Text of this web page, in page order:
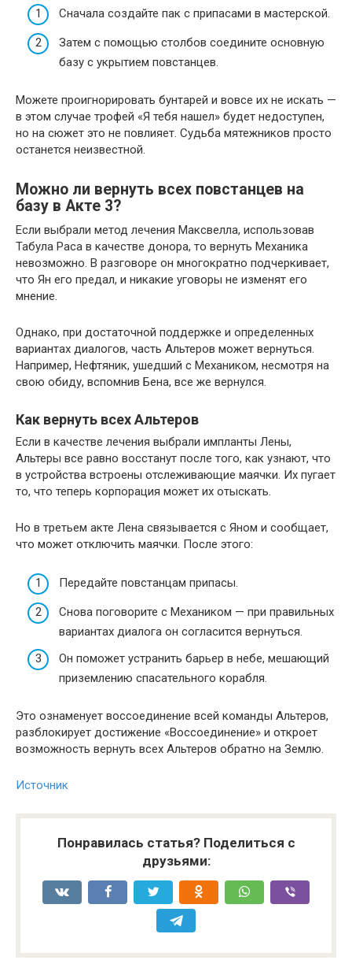
Сначала создайте пак с припасами в мастерской.
Затем с помощью столбов соедините основную
базу с укрытием повстанцев.
Можете проигнорировать бунтарей и вовсе их не искать —
в этом случае трофей «Я тебя нашел» будет недоступен,
но на сюжет это не повлияет. Судьба мятежников просто
останется неизвестной.
Можно ли вернуть всех повстанцев на
базу в Акте 3?
Если выбрали метод лечения Максвелла, использовав
Табула Раса в качестве донора, то вернуть Механика
невозможно. В разговоре он многократно подчеркивает,
что Ян его предал, и никакие уговоры не изменят его
мнение.
Однако, при достаточной поддержке и определенных
вариантах диалогов, часть Альтеров может вернуться.
Например, Нефтяник, ушедший с Механиком, несмотря на
свою обиду, вспомнив Бена, все же вернулся.
Как вернуть всех Альтеров
Если в качестве лечения выбрали импланты Лены,
Альтеры все равно восстанут после того, как узнают, что
в устройства встроены отслеживающие маячки. Их пугает
то, что теперь корпорация может их отыскать.
Но в третьем акте Лена связывается с Яном и сообщает,
что может отключить маячки. После этого:
Передайте повстанцам припасы.
Снова поговорите с Механиком — при правильных
вариантах диалога он согласится вернуться.
Он поможет устранить барьер в небе, мешающий
приземлению спасательного корабля.
Это ознаменует воссоединение всей команды Альтеров,
разблокирует достижение «Воссоединение» и откроет
возможность вернуть всех Альтеров обратно на Землю.
Источник
Понравилась статья? Поделиться с
друзьями: